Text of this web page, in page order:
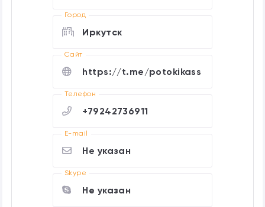
Город
Иркутск
Cайт
https://t.me/potokikass
Телефон
+79242736911
E-mail
Не указан
Skype
Не указан